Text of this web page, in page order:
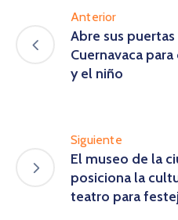
Anterior
Abre sus
Cuernavaca
y el niño
Siguiente
El museo de la
posiciona la
teatro para